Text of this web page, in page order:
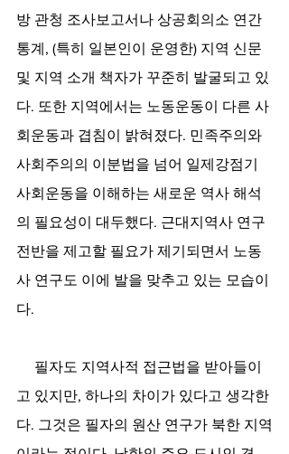
방 관청 조사보고서나 상공회의소 연간
통계, (특히 일본인이 운영한) 지역 신문
및 지역 소개 책자가 꾸준히 발굴되고 있
다. 또한 지역에서는 노동운동이 다른 사
회운동과 겹침이 밝혀졌다. 민족주의와
사회주의의 이분법을 넘어 일제강점기
사회운동을 이해하는 새로운 역사 해석
의 필요성이 대두했다. 근대지역사 연구
전반을 제고할 필요가 제기되면서 노동
사 연구도 이에 발을 맞추고 있는 모습이
다.
고 있지만, 하나의 차이가 있다고 생각한
다. 그것은 필자의 원산 연구가 북한 지역